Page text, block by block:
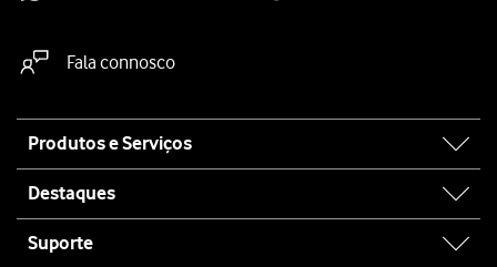
Fala connosco
map
Produtos e Serviços
Destaques
Suporte